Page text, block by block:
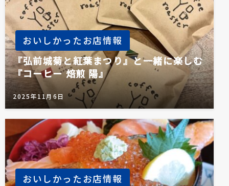
おいしかったお店情報
『弘前城菊と紅葉まつり』と一緒に楽しむ
『コーヒー 焙煎 陽』
2025年11月6日
おいしかったお店情報